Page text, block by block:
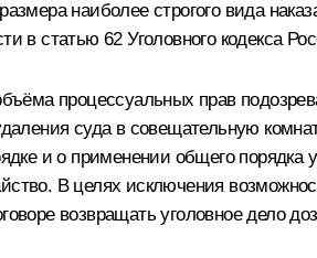
наиболее строгого вида
в статью 62 Уголовного кодекса
процессуальных прав
суда в совещательную
и о применении общего порядка
В целях исключения
возвращать уголовное дело